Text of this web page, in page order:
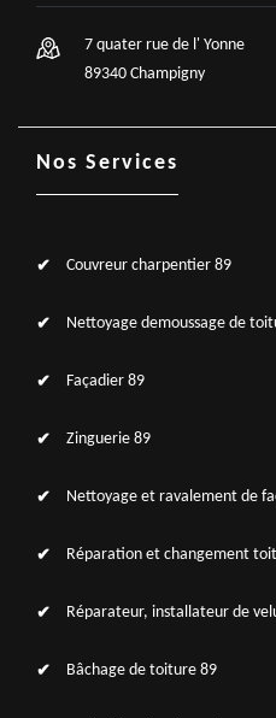
7 quater rue de l' Yonne
89340 Champigny
Nos Services
Couvreur charpentier 89
Nettoyage demoussage de
Façadier 89
Zinguerie 89
Nettoyage et ravalement de
Réparation et changement
Réparateur, installateur de
Bâchage de toiture 89